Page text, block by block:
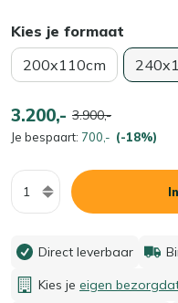
Kies je formaat
200x110cm
3.200,- 3.900,-
Je bespaart: 700,- (-18%)
Aantal
Direct leverbaar
Kies je eigen